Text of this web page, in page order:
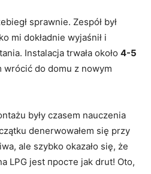
sprawnie. Zespół ⁣był
mi⁤ dokładnie wyjaśnił i
Instalacja⁤ trwała około 4-5
wrócić do ‍domu z nowym
były czasem nauczenia
denerwowałem się przy
⁣ale szybko okazało się, ‌że‍
LPG jest просте jak ‌drut! Oto,